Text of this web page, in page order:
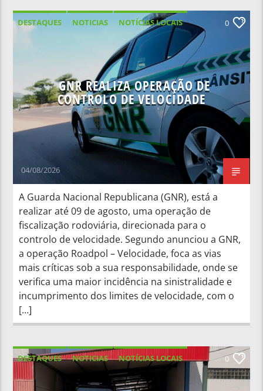
DESTAQUES NOTICIAS
NOTÍCIAS LOCAIS
0
GNR REALIZA OPERAÇÃO DE
CONTROLO DE VELOCIDADE
04/08/2026
A Guarda Nacional Republicana (GNR), está a
realizar até 09 de agosto, uma operação de
fiscalização rodoviária, direcionada para o
controlo de velocidade. Segundo anunciou a GNR,
a operação Roadpol – Velocidade, foca as vias
mais críticas sob a sua responsabilidade, onde se
verifica uma maior incidência na sinistralidade e
incumprimento dos limites de velocidade, com o
[…]
DESTAQUES NOTICIAS
NOTÍCIAS LOCAIS
NOTÍCIAS NACIONAIS
0